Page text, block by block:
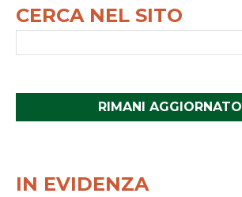
CERCA NEL SITO
RIMANI AGGIORNATO
IN EVIDENZA